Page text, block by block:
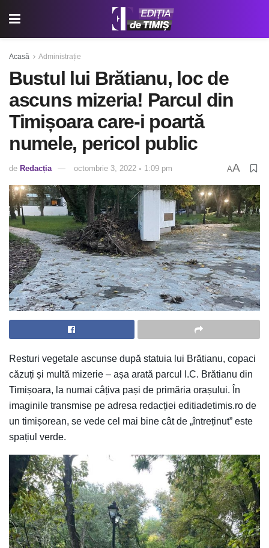
Acasă Administrație
Bustul lui Brătianu, loc de
ascuns mizeria! Parcul din
Timișoara care-i poartă
numele, pericol public
de Redacția octombrie 3, 2022 ◦ 1:09 pm AA
Resturi vegetale ascunse după statuia lui Brătianu, copaci
căzuți și multă mizerie – așa arată parcul I.C. Brătianu din
Timișoara, la numai câțiva pași de primăria orașului. În
imaginile transmise pe adresa redacției editiadetimis.ro de
un timișorean, se vede cel mai bine cât de „întreținut” este
spațiul verde.